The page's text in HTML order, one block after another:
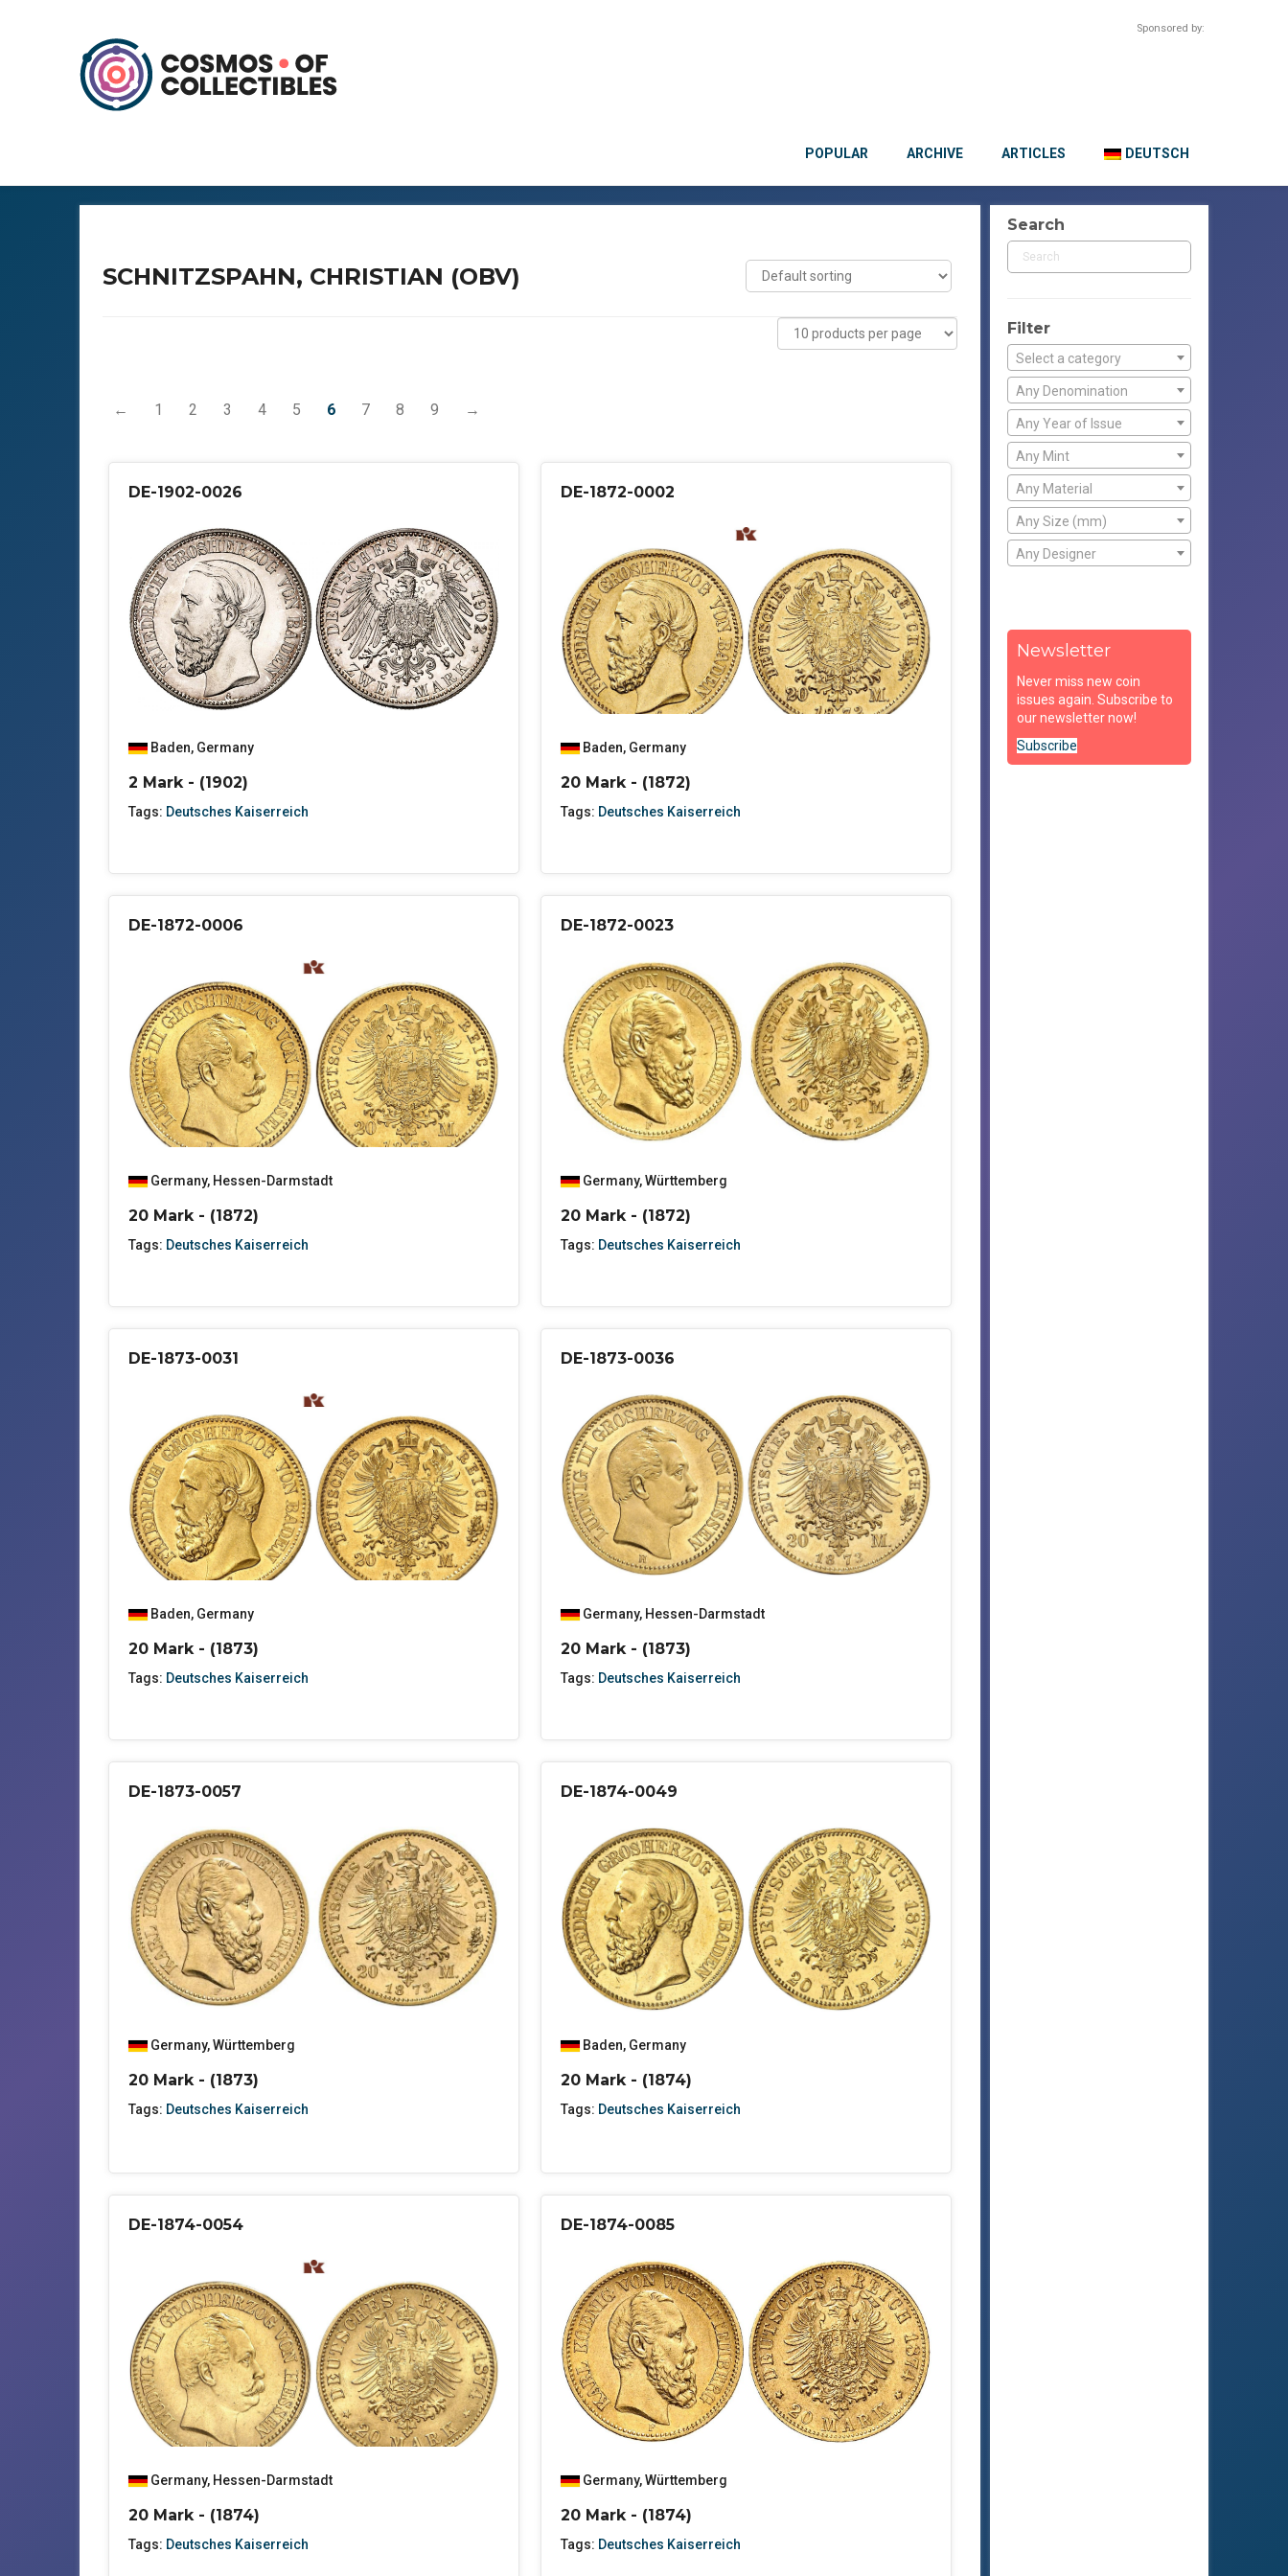
Sponsored by:
POPULAR ARCHIVE ARTICLES DEUTSCH
SCHNITZSPAHN, CHRISTIAN (OBV)
← 1 2 3 4 5 6 7 8 9 →
DE-1902-0026
Baden, Germany
2 Mark - (1902)
Tags: Deutsches Kaiserreich
DE-1872-0002
Baden, Germany
20 Mark - (1872)
Tags: Deutsches Kaiserreich
DE-1872-0006
Germany, Hessen-Darmstadt
20 Mark - (1872)
Tags: Deutsches Kaiserreich
DE-1872-0023
Germany,Württemberg
20 Mark - (1872)
Tags: Deutsches Kaiserreich
DE-1873-0031
Baden, Germany
20 Mark - (1873)
Tags: Deutsches Kaiserreich
DE-1873-0036
Germany, Hessen-Darmstadt
20 Mark - (1873)
Tags: Deutsches Kaiserreich
DE-1873-0057
Germany,Württemberg
20 Mark - (1873)
Tags: Deutsches Kaiserreich
DE-1874-0049
Baden, Germany
20 Mark - (1874)
Tags: Deutsches Kaiserreich
DE-1874-0054
Germany, Hessen-Darmstadt
20 Mark - (1874)
Tags: Deutsches Kaiserreich
DE-1874-0085
Germany,Württemberg
20 Mark - (1874)
Tags: Deutsches Kaiserreich
Search
Filter
Select a category
Any Denomination
Any Year of Issue
Any Mint
Any Material
Any Size (mm)
Any Designer
Newsletter
Never miss new coin
issues again. Subscribe to
our newsletter now!
Subscribe